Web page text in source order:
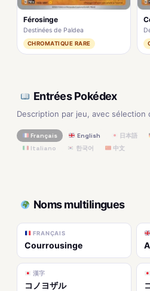
Férosinge
Destinées de Paldea
CHROMATIQUE RARE
Entrées Pokédex
Description par jeu, avec sélection
Français English 日本語
Italiano
한국어 中文
Noms multilingues
FRANÇAIS
Courrousinge
漢字
コノヨザル